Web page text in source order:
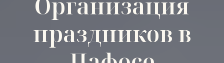
праздников в